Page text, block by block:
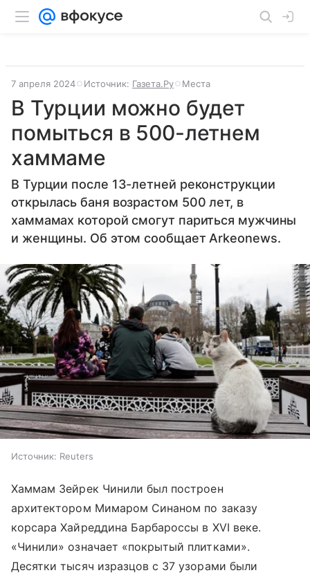
7 апреля 2024 Источник: Газета.Ру Места
В Турции можно будет
помыться в 500-летнем
хаммаме
В Турции после 13-летней реконструкции
открылась баня возрастом 500 лет, в
хаммамах которой смогут париться мужчины
и женщины. Об этом сообщает Arkeonews.
Источник: Reuters
Хаммам Зейрек Чинили был построен
архитектором Мимаром Синаном по заказу
корсара Хайреддина Барбароссы в XVI веке.
«Чинили» означает «покрытый плитками».
Десятки тысяч изразцов с 37 узорами были